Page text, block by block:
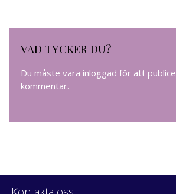
VAD TYCKER DU?
Du måste vara inloggad för att
kommentar.